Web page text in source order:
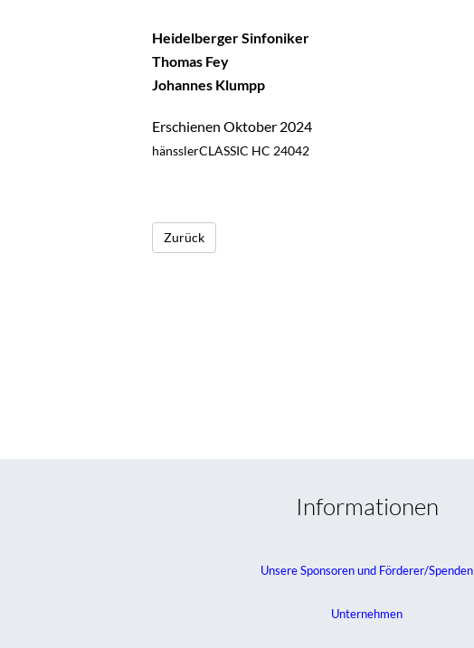
Heidelberger Sinfoniker
Thomas Fey
Johannes Klumpp
Erschienen Oktober 2024
hänsslerCLASSIC HC 24042
Zurück
Informationen
Unsere Sponsoren und Förderer/Spenden
Unternehmen